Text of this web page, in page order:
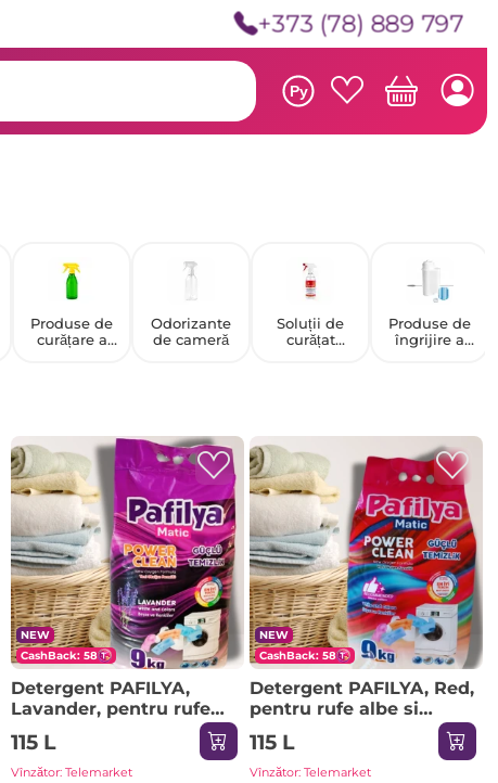
+373 (78) 889 797
Ру
Produse de
curățare a
Odorizante
de cameră
Soluții de
curățat
Produse de
îngrijire a
NEW
CashBack: 58
Detergent PAFILYA,
Lavander, pentru rufe
albe si colorate, 9 kg
115 L
Vînzător: Telemarket
NEW
CashBack: 58
Detergent PAFILYA, Red,
pentru rufe albe si
colorate, 9 kg
115 L
Vînzător: Telemarket